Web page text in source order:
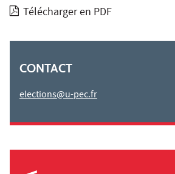
Télécharger en PDF
CONTACT
elections@u-pec.fr